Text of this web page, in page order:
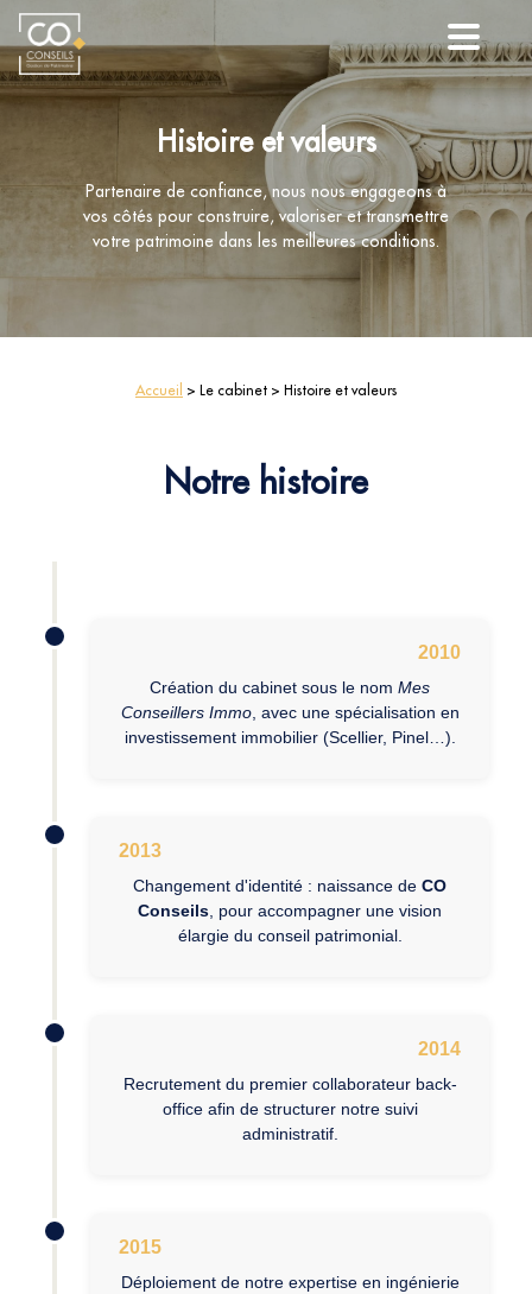
Histoire et valeurs
Partenaire de confiance, nous nous engageons à
vos côtés pour construire, valoriser et transmettre
votre patrimoine dans les meilleures conditions.
Accueil > Le cabinet > Histoire et valeurs
Notre histoire
2010
Création du cabinet sous le nom Mes
Conseillers Immo, avec une spécialisation en
investissement immobilier (Scellier, Pinel…).
2013
Changement d'identité : naissance de CO
Conseils , pour accompagner une vision
élargie du conseil patrimonial.
2014
Recrutement du premier collaborateur back-
office afin de structurer notre suivi
administratif.
2015
Déploiement de notre expertise en ingénierie